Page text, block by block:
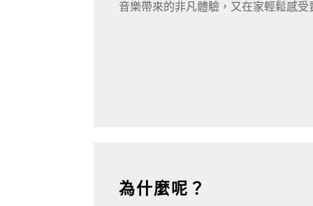
音樂帶來的非凡體驗，又在家輕鬆感
為什麼呢？